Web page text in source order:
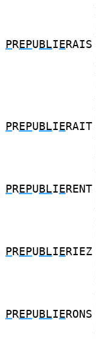
P REPU BLI E RAIS
P REPU BLI E RAIT
P REPU BLI E RENT
P REPU BLI E RIEZ
P REPU BLI E RONS